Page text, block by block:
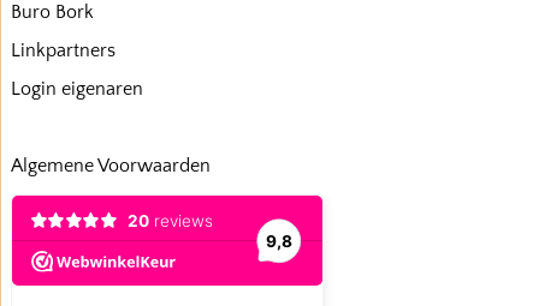
Buro Bork
Linkpartners
Login eigenaren
Algemene Voorwaarden